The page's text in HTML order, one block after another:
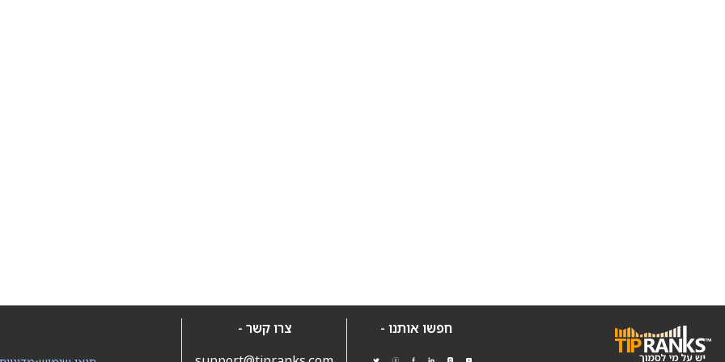
חפשו אותנו -
צרו קשר -